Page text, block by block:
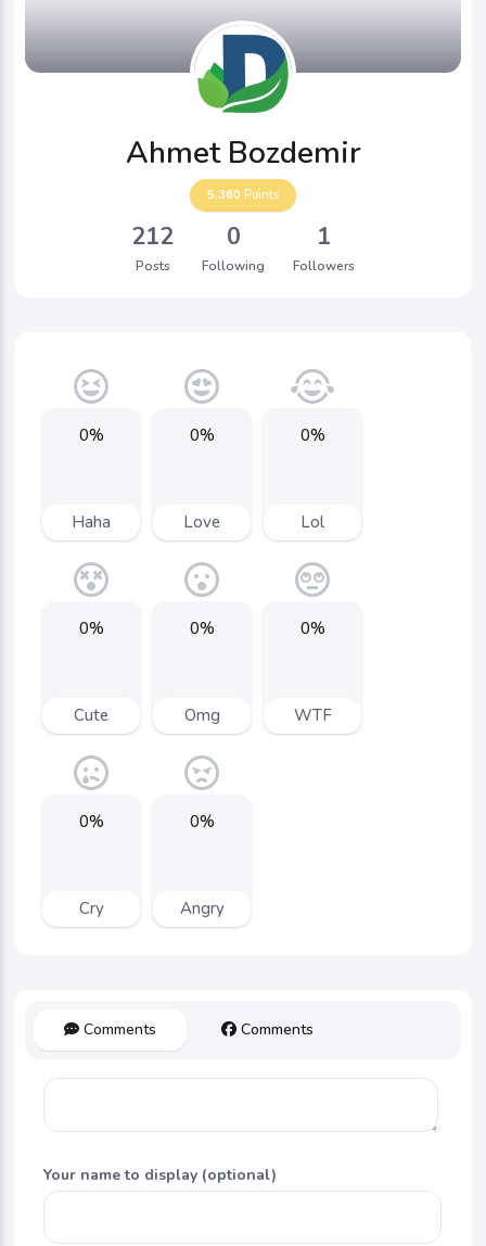
Ahmet Bozdemir
5,360 Points
212
Posts
0
Following
1
Followers
0%
Haha
0%
Love
0%
Lol
0%
Cute
0%
Omg
0%
WTF
0%
Cry
0%
Angry
Comments Comments
Your name to display (optional)